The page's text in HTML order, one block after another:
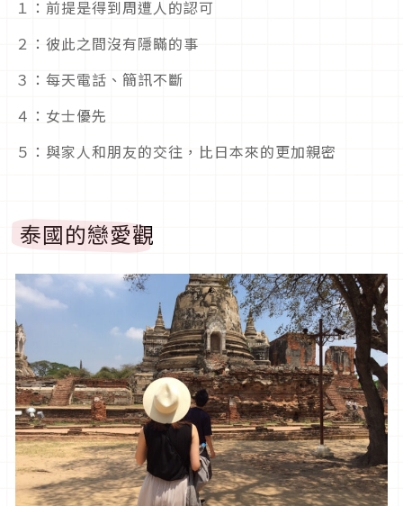
１：前提是得到周遭人的認可
２：彼此之間沒有隱瞞的事
３：每天電話、簡訊不斷
４：女士優先
５：與家人和朋友的交往，比日本來的更加親密
泰國的戀愛觀